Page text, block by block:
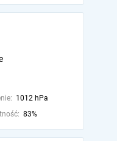
1012 hPa
83%